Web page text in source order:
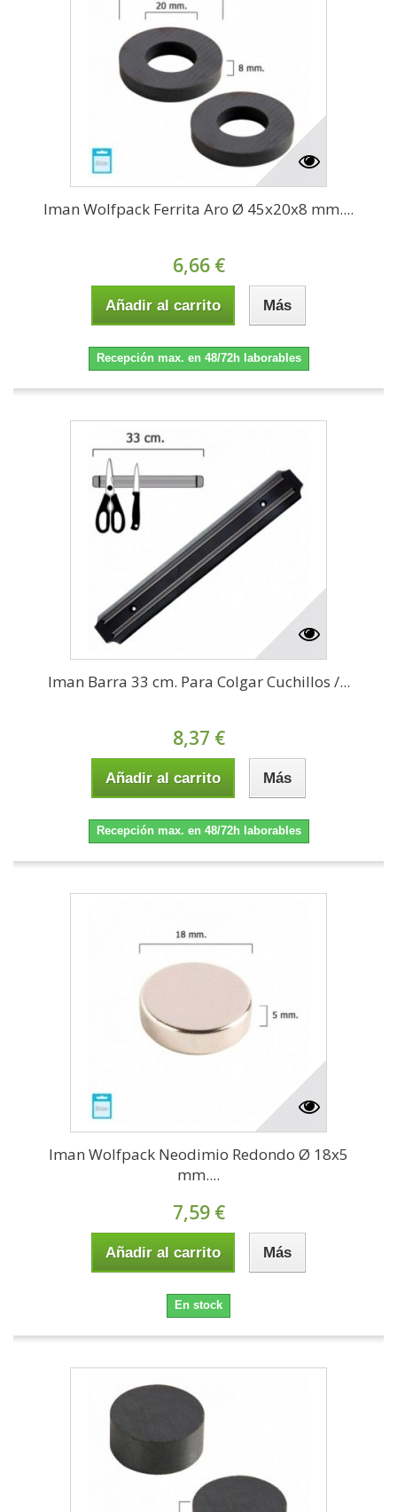
Iman Wolfpack Ferrita Aro Ø 45x20x8 mm....
6,66 €
Añadir al carrito Más
Recepción max. en 48/72h laborables
Iman Barra 33 cm. Para Colgar Cuchillos /...
8,37 €
Añadir al carrito Más
Recepción max. en 48/72h laborables
Iman Wolfpack Neodimio Redondo Ø 18x5
mm....
7,59 €
Añadir al carrito Más
En stock